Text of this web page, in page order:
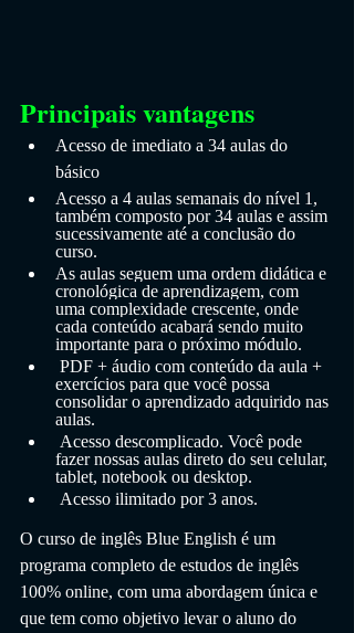
Principais vantagens
Acesso de imediato a 34 aulas do
básico
Acesso a 4 aulas semanais do nível 1,
também composto por 34 aulas e assim
sucessivamente até a conclusão do
curso.
As aulas seguem uma ordem didática e
cronológica de aprendizagem, com
uma complexidade crescente, onde
cada conteúdo acabará sendo muito
importante para o próximo módulo.
exercícios para que você possa
consolidar o aprendizado adquirido nas
aulas.
fazer nossas aulas direto do seu celular,
tablet, notebook ou desktop.
Acesso ilimitado por 3 anos.
O curso de inglês Blue English é um
programa completo de estudos de inglês
100% online, com uma abordagem única e
que tem como objetivo levar o aluno do